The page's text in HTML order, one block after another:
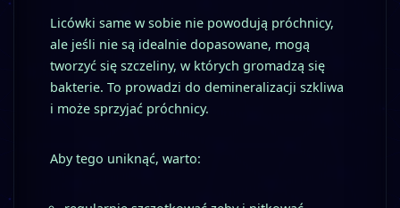
Licówki same w sobie nie powodują próchnicy,
ale jeśli nie są idealnie dopasowane, mogą
tworzyć się szczeliny, w których gromadzą się
bakterie. To prowadzi do demineralizacji szkliwa
i może sprzyjać próchnicy.
Aby tego uniknąć, warto: